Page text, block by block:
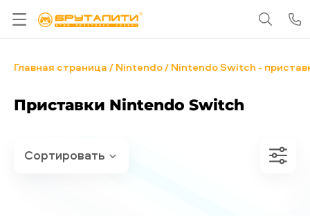
Главная страница Nintendo Nintendo Switch -
Приставки Nintendo Switch